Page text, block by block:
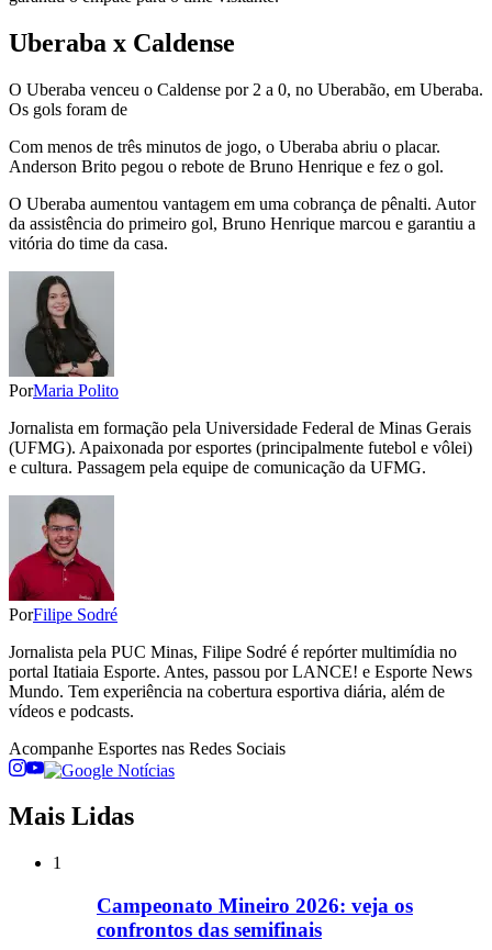
Uberaba x Caldense
O Uberaba venceu o Caldense por 2 a 0, no Uberabão, em Uberaba.
Os gols foram de
Com menos de três minutos de jogo, o Uberaba abriu o placar.
Anderson Brito pegou o rebote de Bruno Henrique e fez o gol.
O Uberaba aumentou vantagem em uma cobrança de pênalti. Autor
da assistência do primeiro gol, Bruno Henrique marcou e garantiu a
vitória do time da casa.
PorMaria Polito
Jornalista em formação pela Universidade Federal de Minas Gerais
(UFMG). Apaixonada por esportes (principalmente futebol e vôlei)
e cultura. Passagem pela equipe de comunicação da UFMG.
PorFilipe Sodré
Jornalista pela PUC Minas, Filipe Sodré é repórter multimídia no
portal Itatiaia Esporte. Antes, passou por LANCE! e Esporte News
Mundo. Tem experiência na cobertura esportiva diária, além de
vídeos e podcasts.
Acompanhe Esportes nas Redes Sociais
Mais Lidas
1
Campeonato Mineiro 2026: veja os
confrontos das semifinais